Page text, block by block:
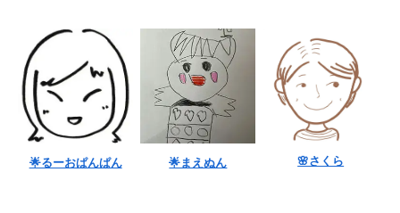
🌟るーおぱんぱん 🌟まえぬん 🌸さくら